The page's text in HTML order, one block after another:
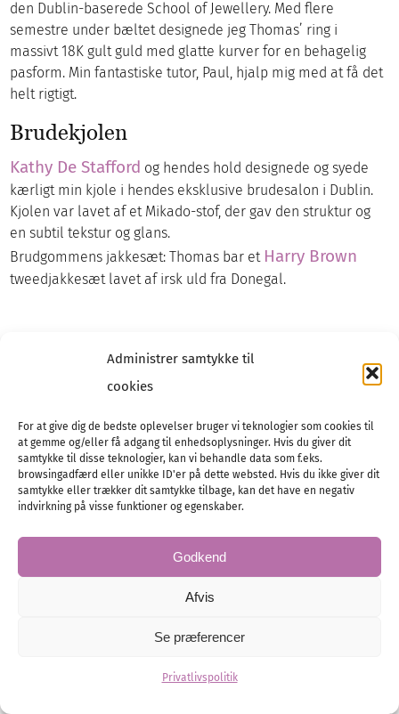
Administrer samtykke til
cookies
For at give dig de bedste oplevelser bruger vi teknologier som cookies til
at gemme og/eller få adgang til enhedsoplysninger. Hvis du giver dit
samtykke til disse teknologier, kan vi behandle data som f.eks.
browsingadfærd eller unikke ID'er på dette websted. Hvis du ikke giver dit
samtykke eller trækker dit samtykke tilbage, kan det have en negativ
indvirkning på visse funktioner og egenskaber.
Godkend
Afvis
Se præferencer
Privatlivspolitik
den Dublin-baserede School of Jewellery. Med flere
semestre under bæltet designede jeg Thomas’ ring i
massivt 18K gult guld med glatte kurver for en behagelig
pasform. Min fantastiske tutor, Paul, hjalp mig med at få det
helt rigtigt.
Brudekjolen
Kathy De Stafford og hendes hold designede og syede
kærligt min kjole i hendes eksklusive brudesalon i Dublin.
Kjolen var lavet af et Mikado-stof, der gav den struktur og
en subtil tekstur og glans.
Brudgommens jakkesæt: Thomas bar et Harry Brown
tweedjakkesæt lavet af irsk uld fra Donegal.